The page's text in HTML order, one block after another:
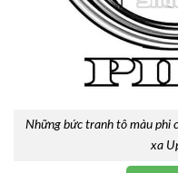
Những bức tranh tô màu phi
xa